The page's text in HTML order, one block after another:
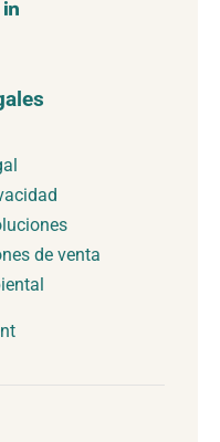
de venta